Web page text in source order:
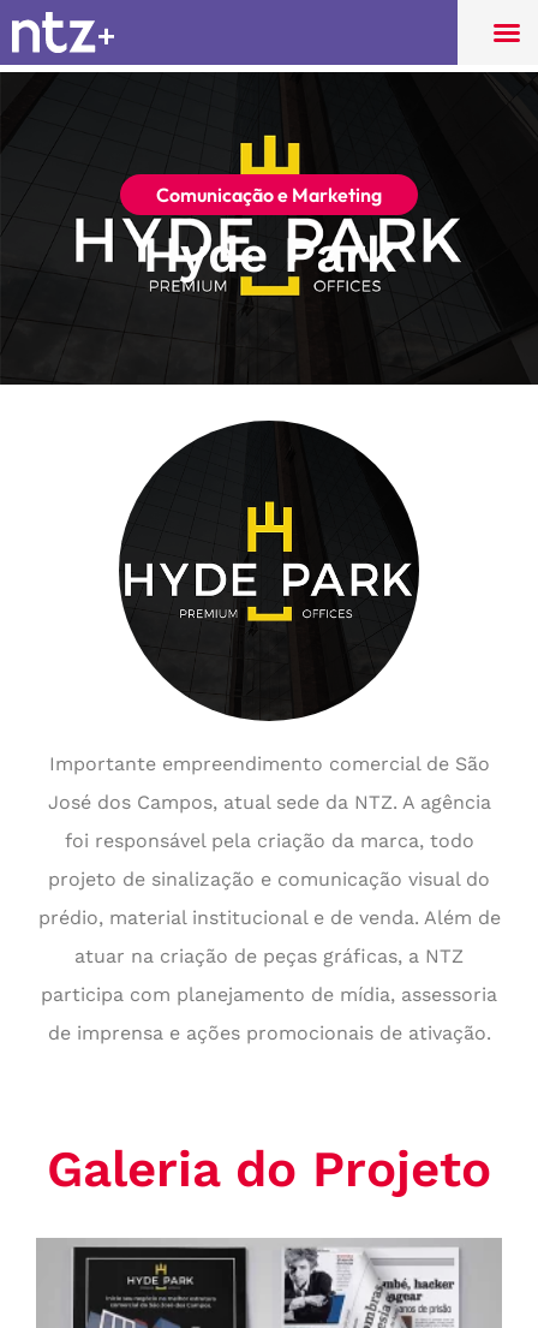
Comunicação e Marketing
Hyde Park
Importante empreendimento comercial de São
José dos Campos, atual sede da NTZ. A agência
foi responsável pela criação da marca, todo
projeto de sinalização e comunicação visual do
prédio, material institucional e de venda. Além de
atuar na criação de peças gráficas, a NTZ
participa com planejamento de mídia, assessoria
de imprensa e ações promocionais de ativação.
Galeria do Projeto